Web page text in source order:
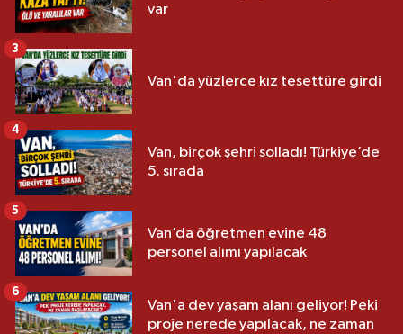
var
Van'da yüzlerce kız tesettüre girdi
3
Van, birçok şehri solladı! Türkiye’de
5. sırada
4
Van’da öğretmen evine 48
personel alımı yapılacak
5
Van'a dev yaşam alanı geliyor! Peki
proje nerede yapılacak, ne zaman
6